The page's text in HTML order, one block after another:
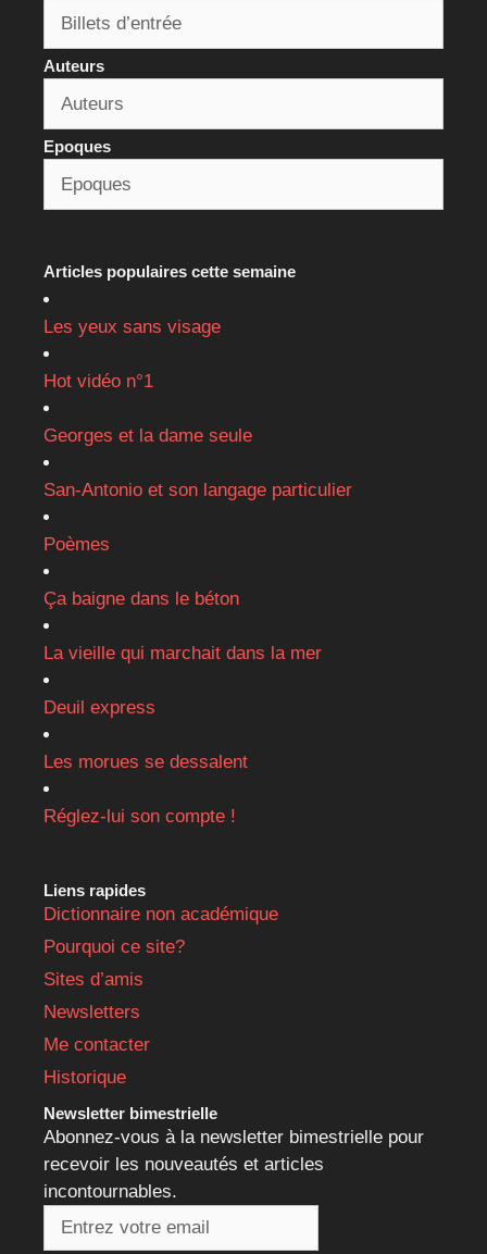
Auteurs
Epoques
Articles populaires cette semaine
Les yeux sans visage
Hot vidéo n°1
Georges et la dame seule
San-Antonio et son langage particulier
Poèmes
Ça baigne dans le béton
La vieille qui marchait dans la mer
Deuil express
Les morues se dessalent
Réglez-lui son compte !
Liens rapides
Dictionnaire non académique
Pourquoi ce site?
Sites d’amis
Newsletters
Me contacter
Historique
Newsletter bimestrielle
Abonnez-vous à la newsletter bimestrielle pour
recevoir les nouveautés et articles
incontournables.